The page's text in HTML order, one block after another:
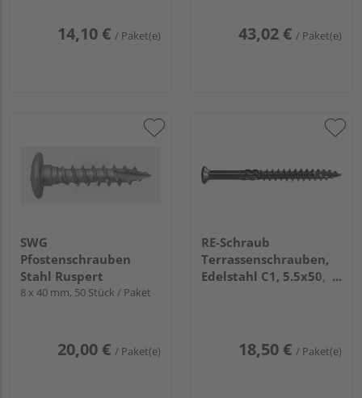
14,10 € / Paket(e) 43,02 € / Paket(e)
SWG
Pfostenschrauben
Stahl Ruspert
8 x 40 mm, 50 Stück / Paket
20,00 € / Paket(e)
RE-Schraub
Terrassenschrauben,
Edelstahl C1, 5.5x50,
18,50 € / Paket(e)